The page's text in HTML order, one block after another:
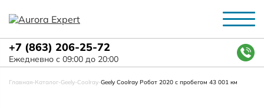
+7 (863) 206-25-72
Ежедневно с 09:00 до 20:00
Главная-Каталог-Geely-Coolray-Geely Coolray Робот 2020 с пробегом 43 001 км